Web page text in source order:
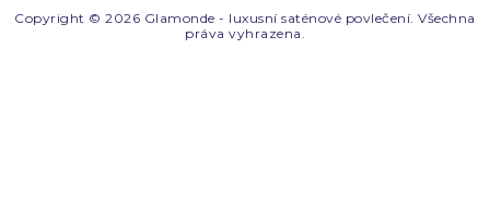
Copyright © 2026 Glamonde - luxusní saténové povlečení. Všechna
práva vyhrazena.